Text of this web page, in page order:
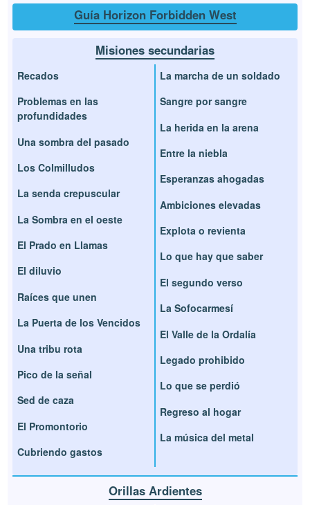
Guía Horizon Forbidden West
Misiones secundarias
Recados
Problemas en las
profundidades
Una sombra del pasado
Los Colmilludos
La senda crepuscular
La Sombra en el oeste
El Prado en Llamas
El diluvio
Raíces que unen
La Puerta de los Vencidos
Una tribu rota
Pico de la señal
Sed de caza
El Promontorio
Cubriendo gastos
La marcha de un soldado
Sangre por sangre
La herida en la arena
Entre la niebla
Esperanzas ahogadas
Ambiciones elevadas
Explota o revienta
Lo que hay que saber
El segundo verso
La Sofocarmesí
El Valle de la Ordalía
Legado prohibido
Lo que se perdió
Regreso al hogar
La música del metal
Orillas Ardientes